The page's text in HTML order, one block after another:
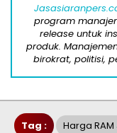
program
release untuk
produk.
birokrat, politisi,
Tag : Harga